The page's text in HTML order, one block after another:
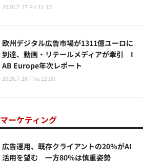
2026.7.17 Fri 11:13
欧州デジタル広告市場が1311億ユーロに
到達、動画・リテールメディアが牽引 I
AB Europe年次レポート
2026.7.16 Thu 12:00
マーケティング
広告運用、既存クライアントの20％がAI
活用を望む 一方80％は慎重姿勢